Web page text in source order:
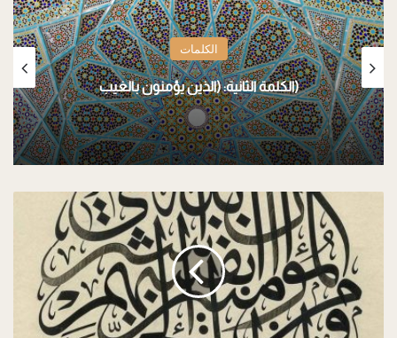
الكلمات
الكلمة الثانية: (الذين يؤمنون بالغيب)
السادسة:
اشترى
المؤمنين
أنفسهم